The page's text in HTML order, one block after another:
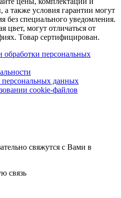
а также условия гарантии могут
без специального уведомления.
цвет, могут отличаться от
Товар сертифицирован.
персональных
персональных данных
cookie-файлов
свяжутся с Вами в
связь